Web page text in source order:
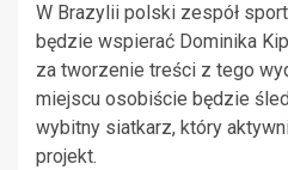
W Brazylii polski zespół
będzie wspierać Dominika
za tworzenie treści z tego
miejscu osobiście będzie
wybitny siatkarz, który
projekt.